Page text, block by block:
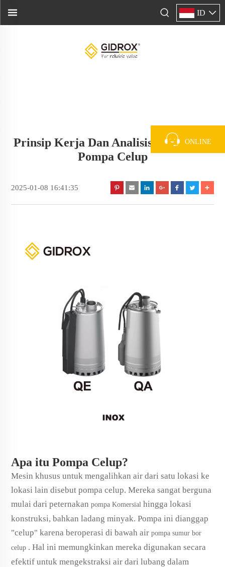
ID
Prinsip Kerja Dan Analisis Kerusakan
Pompa Celup
2025-01-08 16:41:35
Apa itu Pompa Celup?
Mesin khusus untuk mengalihkan air dari satu lokasi ke
lokasi lain disebut pompa celup. Mereka sangat berguna
mulai dari peternakan pompa Komersial hingga lokasi
konstruksi, bahkan ladang minyak. Pompa ini dianggap
"celup" karena beroperasi di bawah air pompa sumur bor
celup . Hal ini memungkinkan mereka digunakan secara
efektif untuk mengekstraksi air dari lubang dalam
ONLINE